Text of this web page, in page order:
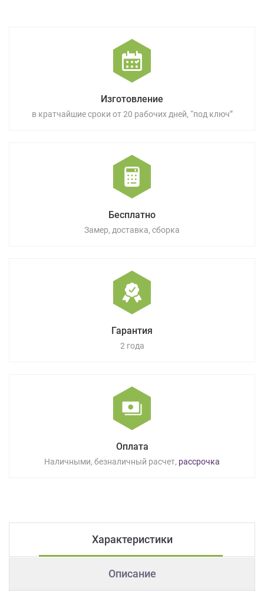
Изготовление
в кратчайшие сроки от 20 рабочих дней, “под ключ”
Бесплатно
Замер, доставка, сборка
Гарантия
2 года
Оплата
Наличными, безналичный расчет, рассрочка
Характеристики
Описание